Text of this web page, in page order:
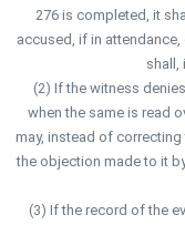
276 is completed, it
accused, if in
shall,
(2) If the witness
when the same is read
may, instead of
the objection made to it
(3) If the record of the